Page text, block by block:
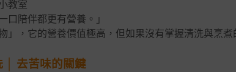
教室
口陪伴都更有營養。」
」，它的營養價值極高，但如果沒有掌握清洗與烹
│ 去苦味的關鍵